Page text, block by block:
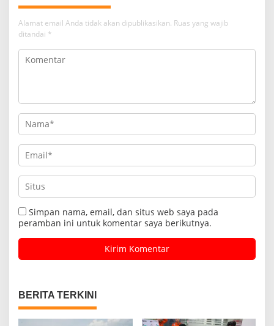
Alamat email Anda tidak akan dipublikasikan. Ruas yang wajib
ditandai *
Simpan nama, email, dan situs web saya pada
peramban ini untuk komentar saya berikutnya.
BERITA TERKINI